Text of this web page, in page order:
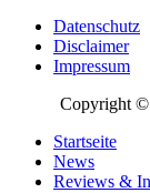
Datenschutz
Disclaimer
Impressum
Copyright ©
Startseite
News
Reviews &